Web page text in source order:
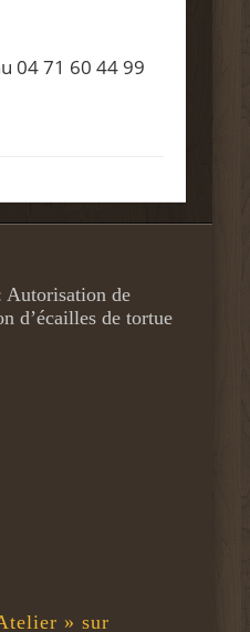
04 71 60 44 99
Autorisation de
d’écailles de tortue
» sur